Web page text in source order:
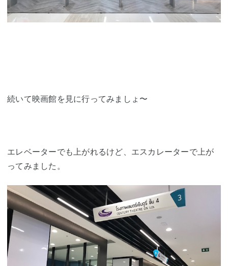
続いて映画館を見に行ってみましょ〜
エレベーターでも上がれるけど、エスカレーターで上が
ってみました。